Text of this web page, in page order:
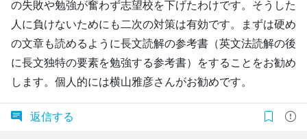
の失敗や勉強が奮わず志望校を下げたわけです。そうした
人に負けないためにも二次の対策は有効です。まずは硬め
の文章も読めるように長文読解の参考書（英文法読解の後
に長文独特の要素を勉強する参考書）をすることをお勧め
します。個人的には横山雅彦さんがお勧めです。
返信する